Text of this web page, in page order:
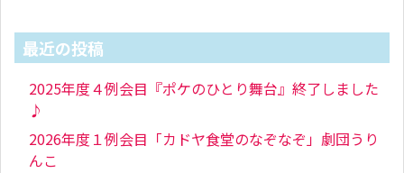
最近の投稿
2025年度４例会目『ポケのひとり舞台』終了しました
♪
2026年度１例会目「カドヤ食堂のなぞなぞ」劇団うり
んこ